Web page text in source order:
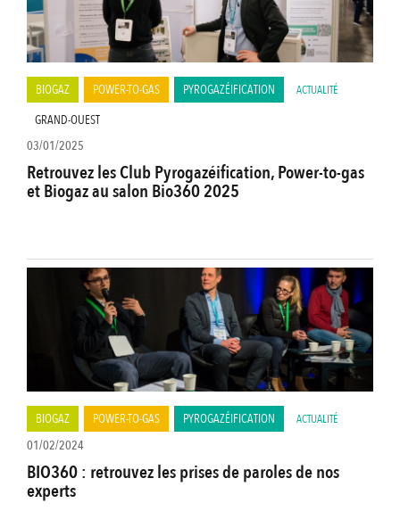
BIOGAZ POWER-TO-GAS PYROGAZÉIFICATION ACTUALITÉ
GRAND-OUEST
03/01/2025
Retrouvez les Club Pyrogazéification, Power-to-gas
et Biogaz au salon Bio360 2025
BIOGAZ POWER-TO-GAS PYROGAZÉIFICATION ACTUALITÉ
01/02/2024
BIO360 : retrouvez les prises de paroles de nos
experts